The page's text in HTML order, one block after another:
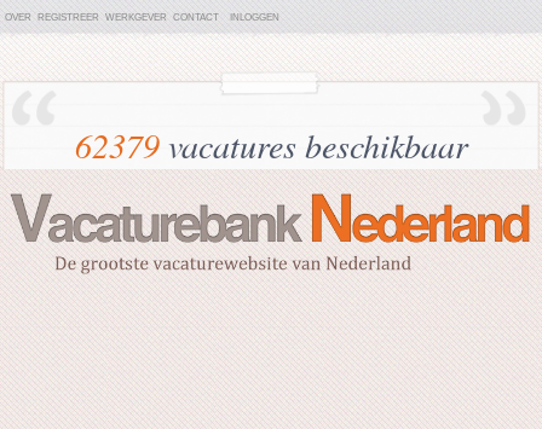
OVER REGISTREER WERKGEVER CONTACT INLOGGEN
62379vacatures beschikbaar